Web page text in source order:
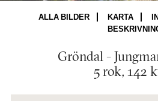
ALLA BILDER KARTA
Gröndal -
5 rok, 142